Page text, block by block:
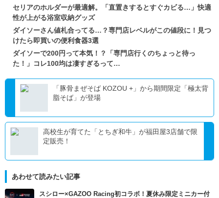
セリアのホルダーが最適解。「直置きするとすぐカビる…」快適
性が上がる浴室収納グッズ
ダイソーさん値札合ってる…？専門店レベルがこの値段に！見つ
けたら即買いの便利食器3選
ダイソーで200円って本気！？「専門店行くのちょっと待っ
た！」コレ100均は凄すぎるって…
「豚骨まぜそば KOZOU +」から期間限定「極太背
脂そば」が登場
高校生が育てた「とちぎ和牛」が福田屋3店舗で限
定販売！
あわせて読みたい記事
スシロー×GAZOO Racing初コラボ！夏休み限定ミニカー付